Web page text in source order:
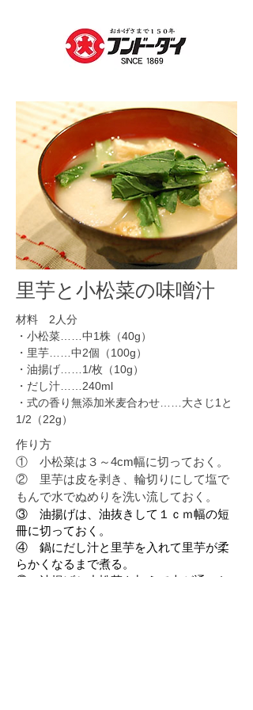
里芋と小松菜の味噌汁
材料 2人分
・小松菜……中1株（40g）
​・里芋……中2個（100g）
・油揚げ……1/枚（10g）
・だし汁……240ml
・式の香り無添加米麦合わせ……大さじ1と
1/2（22g）
作り方
① 小松菜は３～4cm幅に切っておく。
② 里芋は皮を剥き、輪切りにして塩で
もんで水でぬめりを洗い流しておく。
③ 油揚げは、油抜きして１ｃｍ幅の短
冊に切っておく。
④ 鍋にだし汁と里芋を入れて里芋が柔
らかくなるまで煮る。
⑤ 油揚げと小松菜を加えて火が通った